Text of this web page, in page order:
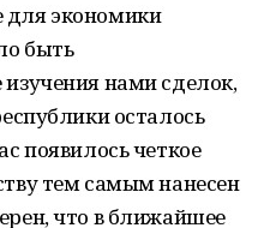
для экономики
быть
нами сделок,
осталось
появилось четкое
тем самым нанесен
что в ближайшее